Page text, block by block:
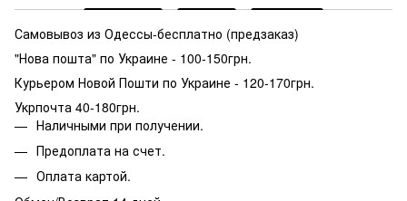
Самовывоз из Одессы-бесплатно (предзаказ)
"Нова пошта" по Украине - 100-150грн.
Курьером Новой Пошти по Украине - 120-170грн.
Укрпочта 40-180грн.
Наличными при получении.
Предоплата на счет.
Оплата картой.